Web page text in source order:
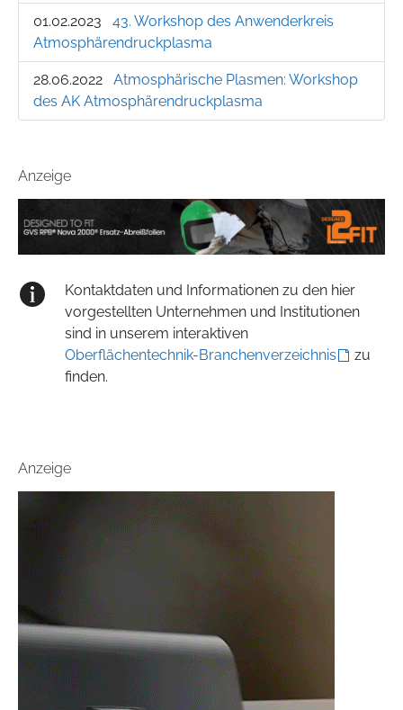
01.02.2023
43. Workshop des Anwenderkreis
Atmosphärendruckplasma
28.06.2022
Atmosphärische Plasmen: Workshop
des AK Atmosphärendruckplasma
Anzeige
Kontaktdaten und Informationen zu den hier
vorgestellten Unternehmen und Institutionen
sind in unserem interaktiven
Oberflächentechnik-Branchenverzeichnis
zu
finden.
Anzeige